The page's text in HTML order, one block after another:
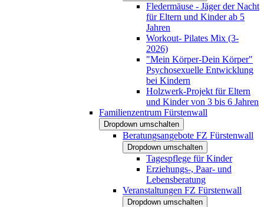
Fledermäuse - Jäger der Nacht
für Eltern und Kinder ab 5
Jahren
Workout- Pilates Mix (3-
2026)
"Mein Körper-Dein Körper"
Psychosexuelle Entwicklung
bei Kindern
Holzwerk-Projekt für Eltern
und Kinder von 3 bis 6 Jahren
Familienzentrum Fürstenwall
Dropdown umschalten
Beratungsangebote FZ Fürstenwall
Dropdown umschalten
Tagespflege für Kinder
Erziehungs-, Paar- und
Lebensberatung
Veranstaltungen FZ Fürstenwall
Dropdown umschalten